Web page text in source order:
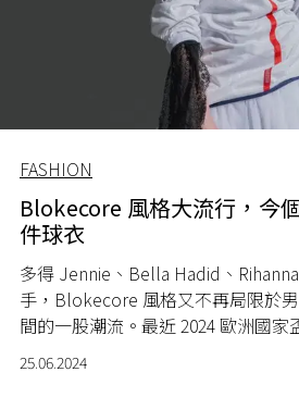
FASHION
Blokecore 風格大流行，今
件球衣
多得 Jennie、Bella Hadid、
手，Blokecore 風格又不再局限於
間的一股潮流。最近 2024 歐洲國家
Blokecore 風又再度受到時尚界的關
25.06.2024